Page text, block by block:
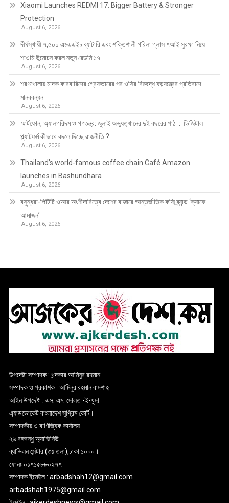
Xiaomi Launches REDMI 17: Bigger Battery & Stronger
Protection
August 6, 2026
দীর্ঘস্থায়ী ৭,৫০০ এমএএইচ ব্যাটারি এবং শক্তিশালী গরিলা গ্লাস ৭আই সুরক্ষা নিয়ে
শাওমি উন্মোচন করল নতুন রেডমি ১৭
August 6, 2026
শরণখোলায় মাদক কারবারিদের গ্রেফতারের পর ওসির বিরুদ্ধে ষড়যন্ত্রের প্রতিবাদে
মানববন্ধন
August 6, 2026
স্মার্টফোন, অ্যালগরিদম ও গণতন্ত্র: জুলাই অভ্যুত্থানের দুই বছরের পাঠ : ডিজিটাল
প্ল্যাটফর্ম কীভাবে বদলে দিচ্ছে রাজনীতি ?
August 6, 2026
Thailand’s world-famous coffee chain Café Amazon
launches in Bashundhara
August 6, 2026
বসুন্ধরা-পিটিটি ওআর অংশীদারিত্বে দেশের বাজারে আন্তর্জাতিক কফি ব্র্যান্ড ‘ক্যাফে
আমাজন’
August 6, 2026
উপদেষ্টা সম্পাদক : খন্দকার আমিনুর রহমান
সম্পাদক ও প্রকাশক : আমিনুর রহমান বাদশাহ
আইন উপদেষ্টা : এস. এম. দৌলত -ই-খুদা
এ্যাডভোকেট বাংলাদেশ সুপ্রিম কোর্ট।
সম্পাদকীয় ও বাণিজ্যিক কার্যালয়
২৬ বঙ্গবন্ধু অ্যাভিনিউ
ব্যাভিলন সেন্টার (৩য় তলা),ঢাকা ১০০০।
ফোনঃ ০১৭১৫৮৮০২৭৭
সম্পাদক ইমেইল : arbadshah12@gmail.com
arbadshah1975@gmail.com